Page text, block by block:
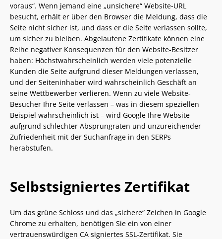
voraus“. Wenn jemand eine „unsichere“ Website-URL
besucht, erhält er über den Browser die Meldung, dass die
Seite nicht sicher ist, und dass er die Seite verlassen sollte,
um sicher zu bleiben. Abgelaufene Zertifikate können eine
Reihe negativer Konsequenzen für den Website-Besitzer
haben: Höchstwahrscheinlich werden viele potenzielle
Kunden die Seite aufgrund dieser Meldungen verlassen,
und der Seiteninhaber wird wahrscheinlich Geschäft an
seine Wettbewerber verlieren. Wenn zu viele Website-
Besucher Ihre Seite verlassen – was in diesem speziellen
Beispiel wahrscheinlich ist – wird Google Ihre Website
aufgrund schlechter Absprungraten und unzureichender
Zufriedenheit mit der Suchanfrage in den SERPs
herabstufen.
Selbstsigniertes Zertifikat
Um das grüne Schloss und das „sichere“ Zeichen in Google
Chrome zu erhalten, benötigen Sie ein von einer
vertrauenswürdigen CA signiertes SSL-Zertifikat. Sie